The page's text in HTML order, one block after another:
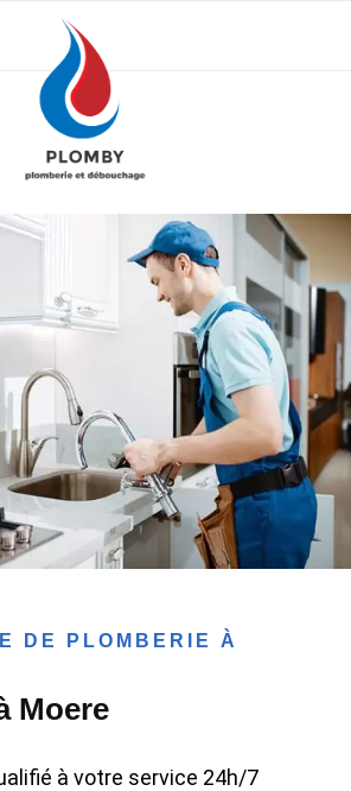
DE PLOMBERIE À
Moere
à votre service 24h/7